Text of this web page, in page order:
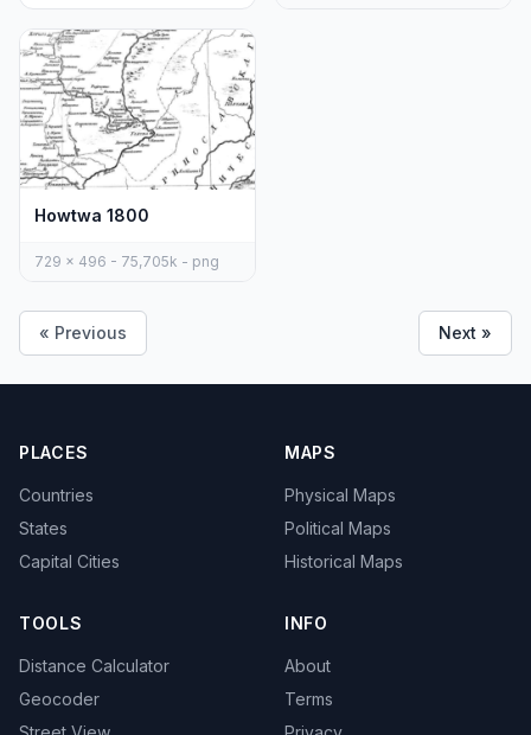
Howtwa 1800
729 x 496 - 75,705k - png
« Previous Next »
PLACES
Countries
States
Capital Cities
MAPS
Physical Maps
Political Maps
Historical Maps
TOOLS
Distance Calculator
Geocoder
INFO
About
Terms